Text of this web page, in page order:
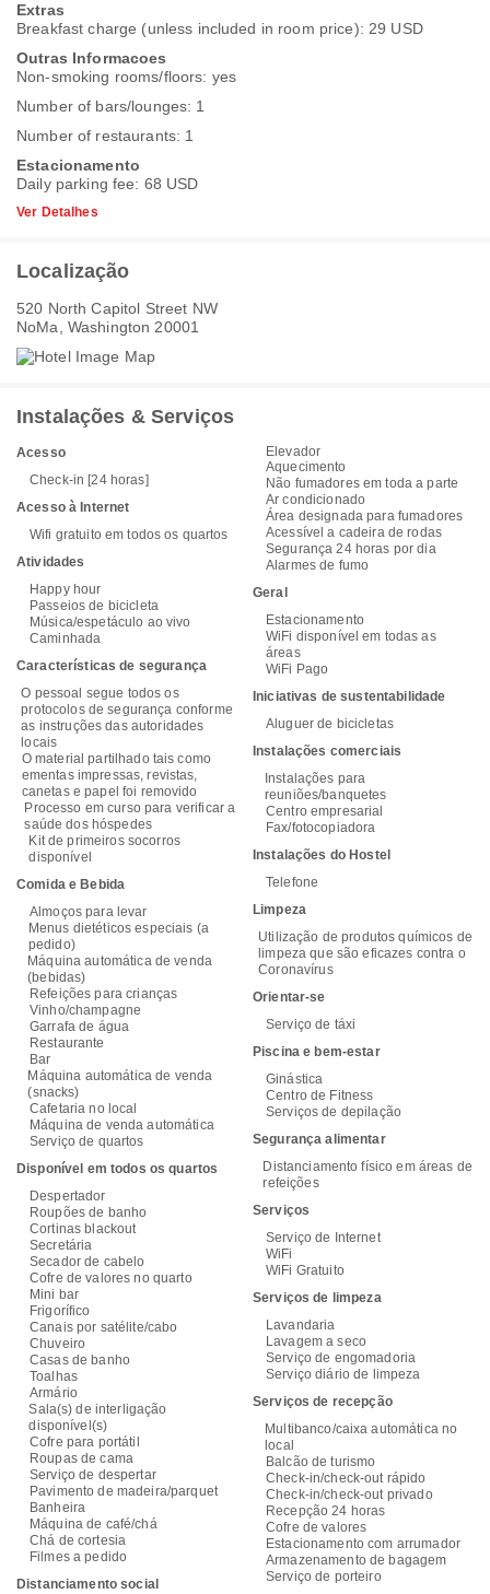
Extras
Breakfast charge (unless included in room price): 29 USD
Outras Informacoes
Non-smoking rooms/floors: yes
Number of bars/lounges: 1
Number of restaurants: 1
Estacionamento
Daily parking fee: 68 USD
Ver Detalhes
Localização
520 North Capitol Street NW
NoMa, Washington 20001
Instalações & Serviços
Acesso
Check-in [24 horas]
Acesso à Internet
Wifi gratuito em todos os quartos
Atividades
Happy hour
Passeios de bicicleta
Música/espetáculo ao vivo
Caminhada
Características de segurança
O pessoal segue todos os
protocolos de segurança conforme
as instruções das autoridades
locais
O material partilhado tais como
ementas impressas, revistas,
canetas e papel foi removido
Processo em curso para verificar a
saúde dos hóspedes
Kit de primeiros socorros
disponível
Comida e Bebida
Almoços para levar
Menus dietéticos especiais (a
pedido)
Máquina automática de venda
(bebidas)
Refeições para crianças
Vinho/champagne
Garrafa de água
Restaurante
Bar
Máquina automática de venda
(snacks)
Cafetaria no local
Máquina de venda automática
Serviço de quartos
Disponível em todos os quartos
Despertador
Roupões de banho
Cortinas blackout
Secretária
Secador de cabelo
Cofre de valores no quarto
Mini bar
Frigorífico
Canais por satélite/cabo
Chuveiro
Casas de banho
Toalhas
Armário
Sala(s) de interligação
disponível(s)
Cofre para portátil
Roupas de cama
Serviço de despertar
Pavimento de madeira/parquet
Banheira
Máquina de café/chá
Chá de cortesia
Filmes a pedido
Distanciamento social
Elevador
Aquecimento
Não fumadores em toda a parte
Ar condicionado
Área designada para fumadores
Acessível a cadeira de rodas
Segurança 24 horas por dia
Alarmes de fumo
Geral
Estacionamento
WiFi disponível em todas as
áreas
WiFi Pago
Iniciativas de sustentabilidade
Aluguer de bicicletas
Instalações comerciais
Instalações para
reuniões/banquetes
Centro empresarial
Fax/fotocopiadora
Instalações do Hostel
Telefone
Limpeza
Utilização de produtos químicos de
limpeza que são eficazes contra o
Coronavírus
Orientar-se
Serviço de táxi
Piscina e bem-estar
Ginástica
Centro de Fitness
Serviços de depilação
Segurança alimentar
Distanciamento físico em áreas de
refeições
Serviços
Serviço de Internet
WiFi
WiFi Gratuito
Serviços de limpeza
Lavandaria
Lavagem a seco
Serviço de engomadoria
Serviço diário de limpeza
Serviços de recepção
Multibanco/caixa automática no
local
Balcão de turismo
Check-in/check-out rápido
Check-in/check-out privado
Recepção 24 horas
Cofre de valores
Estacionamento com arrumador
Armazenamento de bagagem
Serviço de porteiro